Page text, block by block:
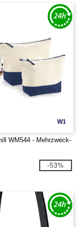
W1
WM544 - Mehrzweck-
-53%